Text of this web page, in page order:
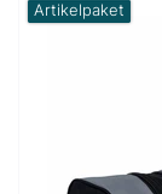
Artikelpaket